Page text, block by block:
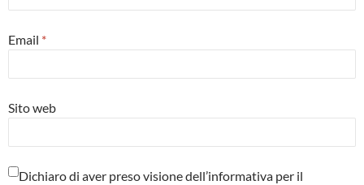
Email *
Sito web
Dichiaro di aver preso visione dell’informativa per il